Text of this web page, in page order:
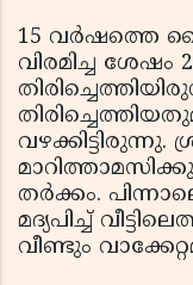
15 വര്‍ഷത്തെ
വിരമിച്ച ശേഷം
വഴക്കിട്ടിരുന്നു.
തര്‍ക്കം.
മദ്യപിച്ച്
വീണ്ടും